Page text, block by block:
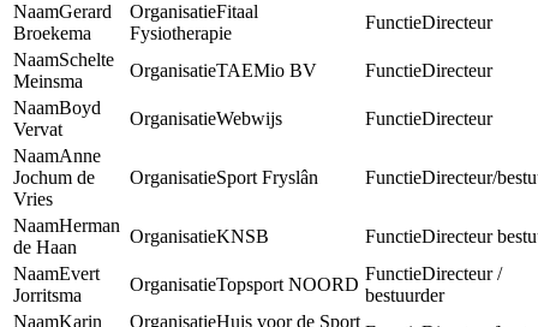
Gerard
Broekema
Fitaal
Fysiotherapie
Directeur
Schelte
Meinsma
TAEMio BV
Directeur
Boyd
Vervat
Webwijs
Directeur
Anne
Jochum de
Vries
Sport Fryslân Directeur/
Herman
de Haan
KNSB
Directeur
Evert
Jorritsma
Topsport NOORD
Directeur /
bestuurder
Karin
Huis voor de Sport